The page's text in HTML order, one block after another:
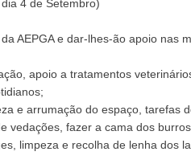
4 de Setembro)
AEPGA e dar-lhes-ão apoio nas
apoio a tratamentos
e arrumação do espaço, tarefas
vedações, fazer a cama dos
limpeza e recolha de lenha dos